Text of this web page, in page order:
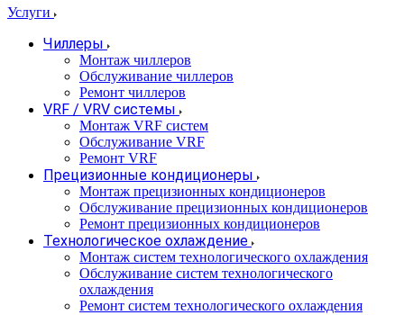
Услуги
Чиллеры
Монтаж чиллеров
Обслуживание чиллеров
Ремонт чиллеров
VRF / VRV системы
Монтаж VRF систем
Обслуживание VRF
Ремонт VRF
Прецизионные кондиционеры
Монтаж прецизионных кондиционеров
Обслуживание прецизионных кондиционеров
Ремонт прецизионных кондиционеров
Технологическое охлаждение
Монтаж систем технологического охлаждения
Обслуживание систем технологического
охлаждения
Ремонт систем технологического охлаждения